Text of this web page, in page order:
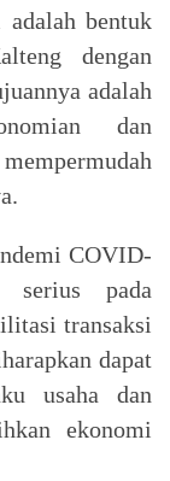
bentuk
dengan
adalah
dan
COVID-
serius pada
transaksi
dapat
usaha dan
ekonomi